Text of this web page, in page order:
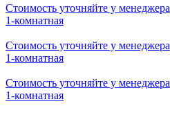
Стоимость уточняйте у менеджера
1-комнатная
Стоимость уточняйте у менеджера
1-комнатная
Стоимость уточняйте у менеджера
1-комнатная